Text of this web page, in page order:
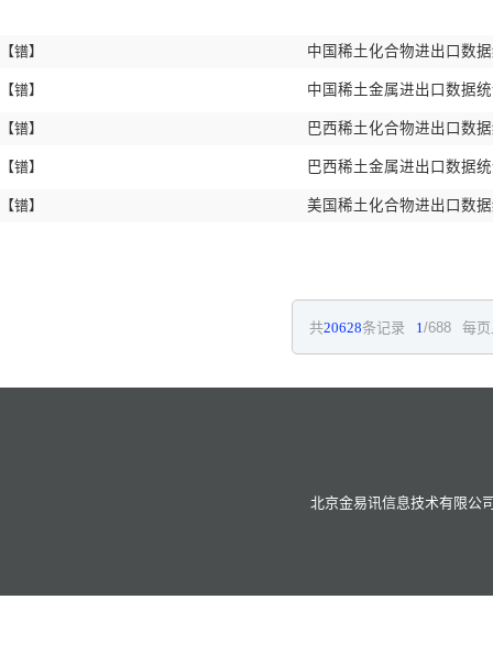
【镨】
【镨】
【镨】
【镨】
【镨】
中国稀土化合物进出口数
中国稀土金属进出口数据
巴西稀土化合物进出口数
巴西稀土金属进出口数据
美国稀土化合物进出口数
共20628条记录 1/688 每
北京金易讯信息技术有限公